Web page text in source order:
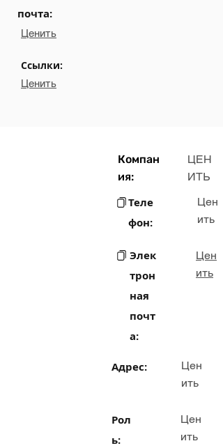
почта:
Ценить
Ссылки:
Ценить
Компан
ия:
ЦЕН
ИТЬ
Теле
фон:
Цен
ить
Элек
трон
ная
почт
а:
Цен
ить
Адрес:
Цен
ить
Рол
ь:
Цен
ить